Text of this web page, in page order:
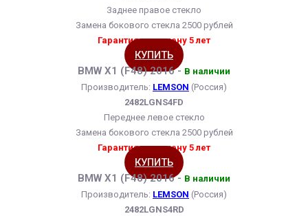
Заднее правое стекло
Замена бокового стекла 2500 рублей
Гарантия на замену 5 лет
КУПИТЬ
BMW X1 (F48) 2016 - В наличии
Производитель: LEMSON (Россия)
2482LGNS4FD
Переднее левое стекло
Замена бокового стекла 2500 рублей
Гарантия на замену 5 лет
КУПИТЬ
BMW X1 (F48) 2016 - В наличии
Производитель: LEMSON (Россия)
2482LGNS4RD